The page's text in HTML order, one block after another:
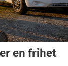
en frihet